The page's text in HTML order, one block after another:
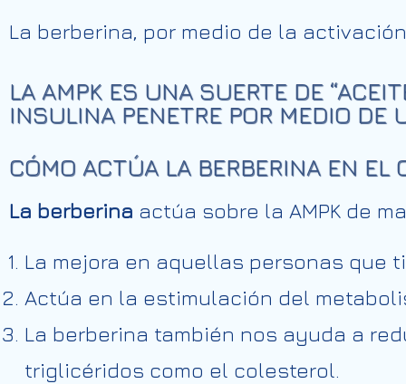
La berberina, por medio de la
LA AMPK ES UNA SUERTE DE
INSULINA PENETRE POR MEDIO DE
CÓMO ACTÚA LA BERBERINA EN EL
La berberina actúa sobre la AMPK de
La mejora en aquellas personas que
Actúa en la estimulación del
La berberina también nos ayuda a
triglicéridos como el colesterol.